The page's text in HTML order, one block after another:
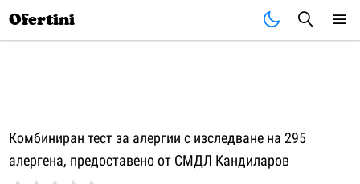
Ofertini
Комбиниран тест за алергии с изследване на 295
алергена, предоставено от СМДЛ Кандиларов